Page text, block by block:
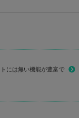
には無い機能が豊富で